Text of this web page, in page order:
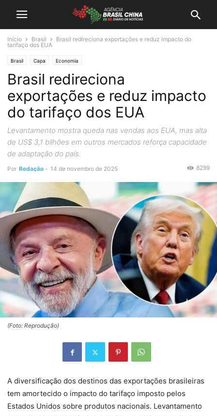
Início Brasil
Brasil redireciona exportações e reduz impacto do
tarifaço dos EUA
Brasil Capa Economia
Brasil redireciona
exportações e reduz impacto
do tarifaço dos EUA
Levantamento mostra queda nas vendas aos EUA, mas alta
de US$ 3,1 bilhões em outros mercados reforça capacidade
de adaptação do país.
Por Redação - 14 de novembro de 2025 8299
(Foto: Reprodução)
A diversificação dos destinos das exportações brasileiras
tem amortecido o impacto do tarifaço imposto pelos
Estados Unidos sobre produtos nacionais. Levantamento